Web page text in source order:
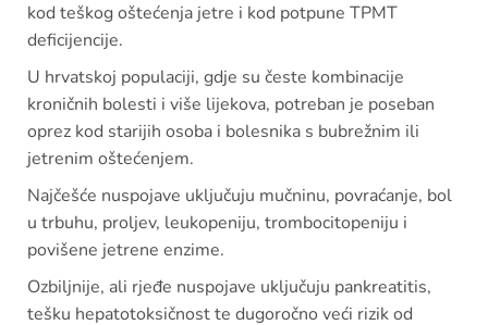
kod teškog oštećenja jetre i kod potpune TPMT
deficijencije.
U hrvatskoj populaciji, gdje su česte kombinacije
kroničnih bolesti i više lijekova, potreban je poseban
oprez kod starijih osoba i bolesnika s bubrežnim ili
jetrenim oštećenjem.
Najčešće nuspojave uključuju mučninu, povraćanje, bol
u trbuhu, proljev, leukopeniju, trombocitopeniju i
povišene jetrene enzime.
Ozbiljnije, ali rjeđe nuspojave uključuju pankreatitis,
tešku hepatotoksičnost te dugoročno veći rizik od